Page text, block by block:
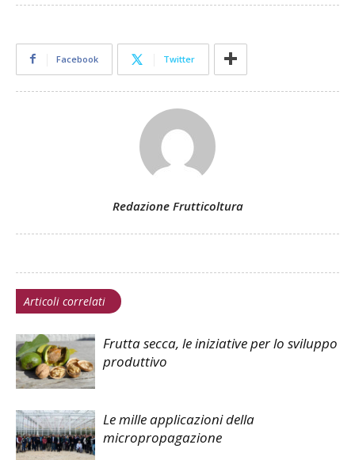
Facebook Twitter
Redazione Frutticoltura
Articoli correlati
Frutta secca, le iniziative per lo sviluppo
produttivo
Le mille applicazioni della
micropropagazione